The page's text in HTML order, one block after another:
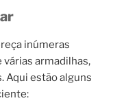
inúmeras
armadilhas,
Aqui estão alguns